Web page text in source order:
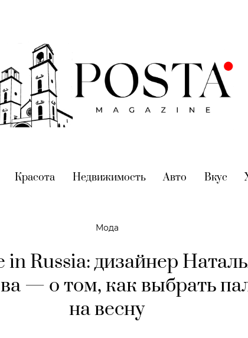
Красота (current)
Недвижимость(current)
Авто (current)
Вкус
Мода
in Russia: дизайнер
— о том, как выбрать
на весну